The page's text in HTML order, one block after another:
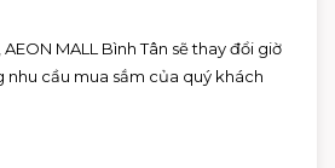
MALL Bình Tân sẽ thay đổi giờ
cầu mua sắm của quý khách